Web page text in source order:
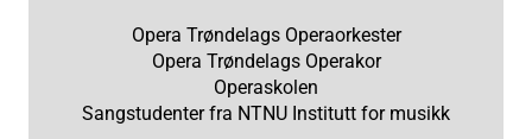
Opera Trøndelags Operaorkester
Opera Trøndelags Operakor
Operaskolen
Sangstudenter fra NTNU Institutt for musikk